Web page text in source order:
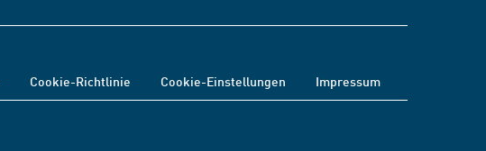
Cookie-Richtlinie Cookie-Einstellungen Impressum